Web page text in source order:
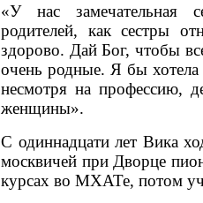
«У нас замечательная
родителей, как сестры
здорово. Дай Бог, чтобы
очень родные. Я бы
несмотря на профессию,
женщины».
С одиннадцати лет Вика
москвичей при Дворце
курсах во МХАТе, потом